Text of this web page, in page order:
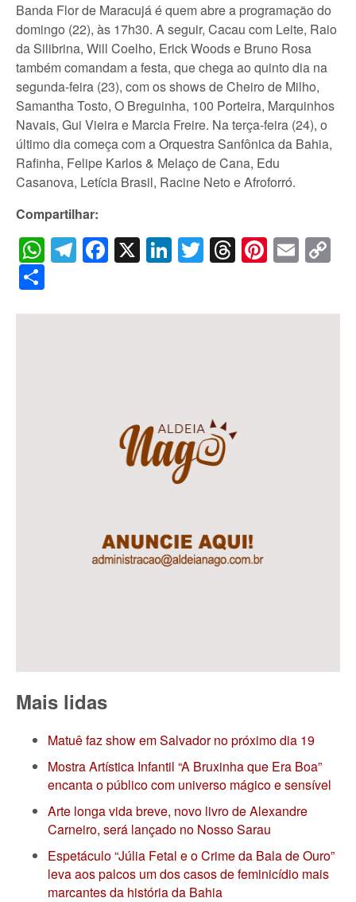
Banda Flor de Maracujá é quem abre a programação do
domingo (22), às 17h30. A seguir, Cacau com Leite, Raio
da Silibrina, Will Coelho, Erick Woods e Bruno Rosa
também comandam a festa, que chega ao quinto dia na
segunda-feira (23), com os shows de Cheiro de Milho,
Samantha Tosto, O Breguinha, 100 Porteira, Marquinhos
Navais, Gui Vieira e Marcia Freire. Na terça-feira (24), o
último dia começa com a Orquestra Sanfônica da Bahia,
Rafinha, Felipe Karlos & Melaço de Cana, Edu
Casanova, Letícia Brasil, Racine Neto e Afroforró.
Compartilhar:
WhatsApp
Telegram
Facebook
X LinkedIn
Twitter
Threads
Mais lidas
Matuê faz show em Salvador no próximo dia 19
Mostra Artística Infantil “A Bruxinha que Era Boa”
encanta o público com universo mágico e sensível
Arte longa vida breve, novo livro de Alexandre
Carneiro, será lançado no Nosso Sarau
Espetáculo “Júlia Fetal e o Crime da Bala de Ouro”
leva aos palcos um dos casos de feminicídio mais
marcantes da história da Bahia